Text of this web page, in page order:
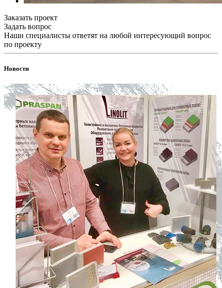
Заказать проект
Задать вопрос
Наши специалисты ответят на любой интересующий вопрос
по проекту
Новости